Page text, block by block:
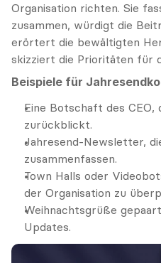
Organisation richten. Sie
zusammen, würdigt die
erörtert die bewältigten
skizziert die Prioritäten für
Beispiele für
Eine Botschaft des CEO,
zurückblickt.
Jahresend-Newsletter,
zusammenfassen.
Town Halls oder
der Organisation zu
Weihnachtsgrüße
Updates.